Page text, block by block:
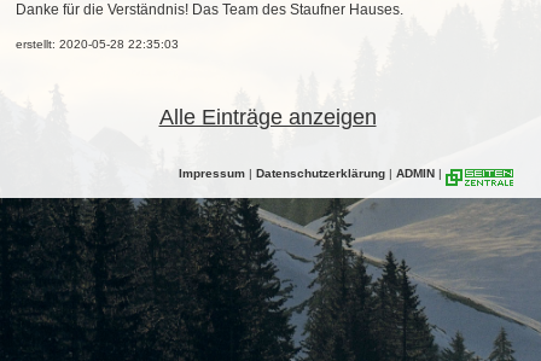
Danke für die Verständnis! Das Team des Staufner Hauses.
erstellt: 2020-05-28 22:35:03
Alle Einträge anzeigen
Impressum | Datenschutzerklärung | ADMIN |